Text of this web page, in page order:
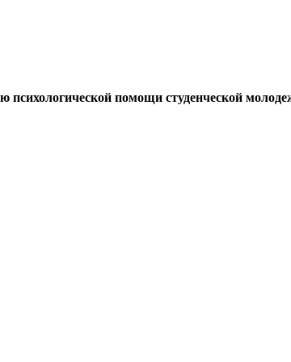
психологической помощи студенческой